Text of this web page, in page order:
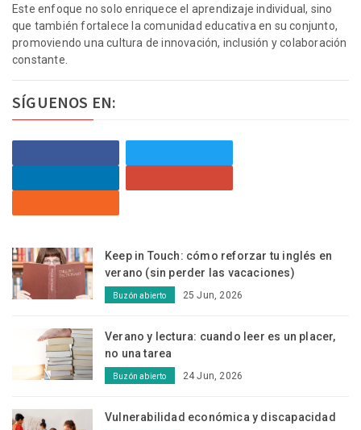
Este enfoque no solo enriquece el aprendizaje individual, sino
que también fortalece la comunidad educativa en su conjunto,
promoviendo una cultura de innovación, inclusión y colaboración
constante.
SÍGUENOS EN:
Keep in Touch: cómo reforzar tu inglés en
verano (sin perder las vacaciones)
Buzón abierto 25 Jun, 2026
Verano y lectura: cuando leer es un placer,
no una tarea
Buzón abierto 24 Jun, 2026
Vulnerabilidad económica y discapacidad